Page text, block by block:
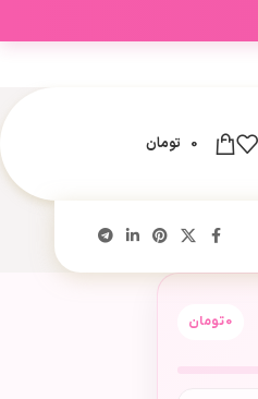
0 تومان
0تومان